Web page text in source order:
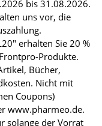
bis 31.08.2026.
uns vor, die
erhalten Sie 20 %
Produkte.
Bücher,
Nicht mit
Coupons)
www.pharmeo.de.
solange der Vorrat